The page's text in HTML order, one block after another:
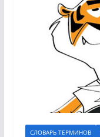
СЛОВАРЬ ТЕРМИНОВ